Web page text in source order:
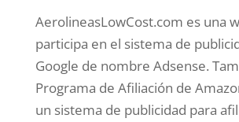
AerolineasLowCost.com es una
participa en el sistema de
Google de nombre Adsense.
Programa de Afiliación de
un sistema de publicidad para